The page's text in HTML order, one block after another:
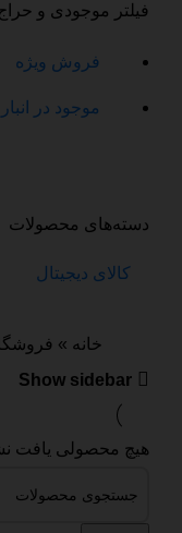
فیلتر موجودی و
فروش ویژه
موجود در انبار
دسته‌های محصولات
کالای دیجیتال
خانه »
Show sidebar
هیچ محصولی یافت